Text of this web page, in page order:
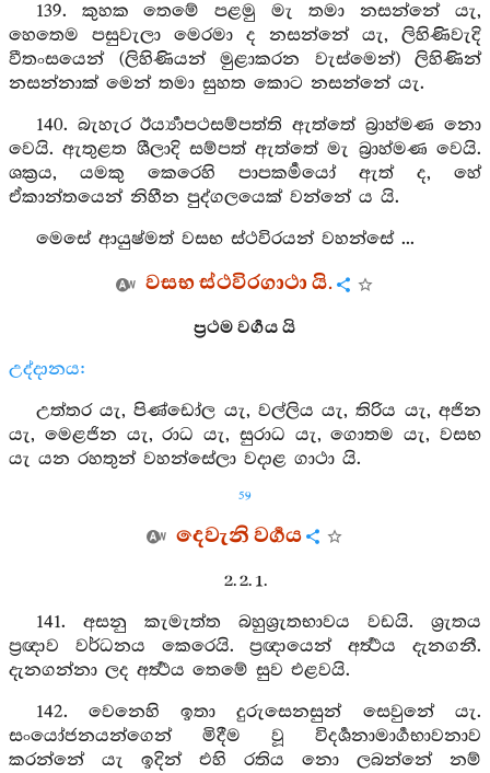
139. කුහක තෙමේ පළමු මැ තමා නසන්නේ යැ,
හෙතෙම පසුවැලා මෙරමා ද නසන්නේ යැ, ලිහිණිවැදි
වීතංසයෙන් (ලිහිණියන් මුළාකරන වැස්මෙන්) ලිහිණින්
නසන්නාක් මෙන් තමා සුහත කොට නසන්නේ යැ.
140. බැහැර ඊර්‍ය්‍යාපථසම්පත්ති ඇත්තේ බ්‍රාහ්මණ නො
වෙයි. ඇතුළත ශීලාදි සම්පත් ඇත්තේ මැ බ්‍රාහ්මණ වෙයි.
ශක්‍රය, යමකු කෙරෙහි පාපකර්‍මයෝ ඇත් ද, හේ
ඒකාන්තයෙන් නිහීන පුද්ගලයෙක් වන්නේ ය යි.
මෙසේ ආයුෂ්මත් වසභ ස්ථවිරයන් වහන්සේ ...
වසභ ස්ථවිරගාථා යි.
ප්‍රථම වර්‍ගය යි
උද්දානය:
උත්තර යැ, පිණ්ඩෝල යැ, වල්ලිය යැ, තිරිය යැ, අජින
යැ, මෙළජින යැ, රාධ යැ, සුරාධ යැ, ගොතම යැ, වසභ
යැ යන රහතුන් වහන්සේලා වදාළ ගාථා යි.
59
දෙවැනි වර්‍ගය
2. 2. 1.
141. අසනු කැමැත්ත බහුශ්‍රැතභාවය වඩයි. ශ්‍රැතය
ප්‍රඥාව වර්ධනය කෙරෙයි. ප්‍රඥායෙන් අර්‍ත්‍ථය දැනගනී.
දැනගන්නා ලද අර්‍ත්‍ථය තෙමේ සුව එළවයි.
142. වෙනෙහි ඉතා දුරුසෙනසුන් සෙවුනේ යැ.
සංයෝජනයන්ගෙන් මිදීම වූ විදර්‍ශනාමාර්‍ගභාවනාව
කරන්නේ යැ ඉදින් එහි රතිය නො ලබන්නේ නම්